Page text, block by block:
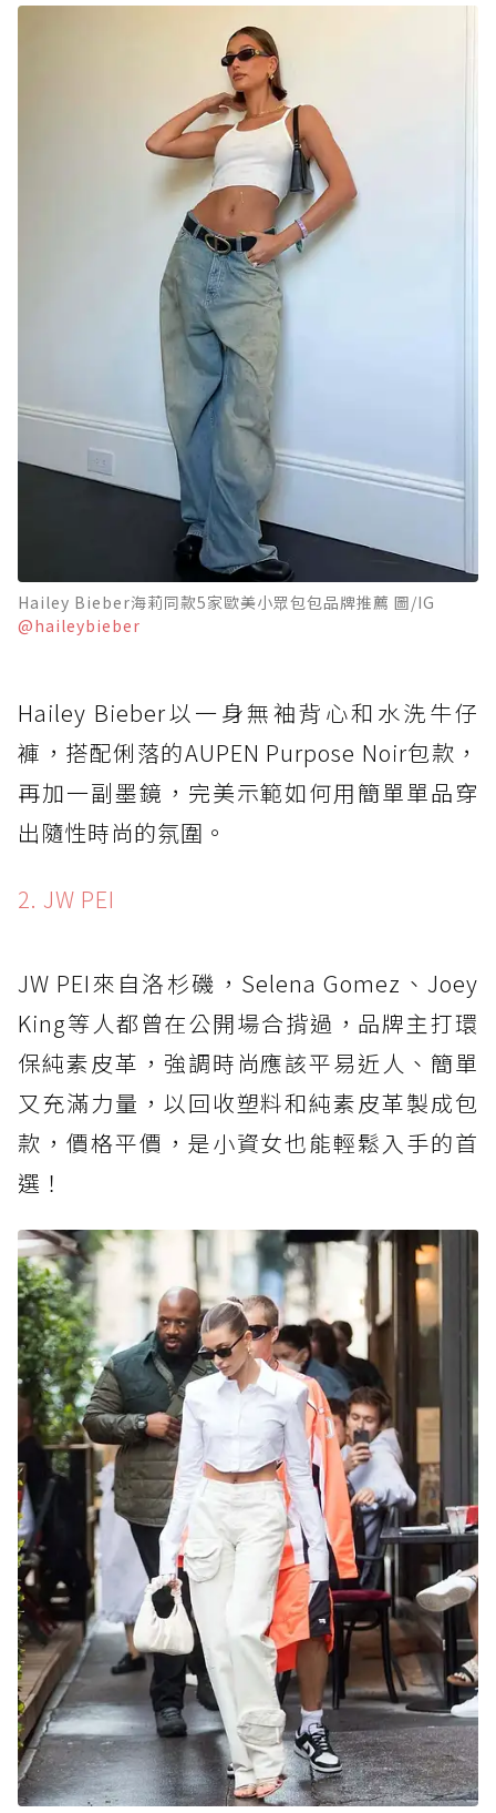
Hailey Bieber海莉同款5家歐美小眾包包品牌推薦 圖/IG
@haileybieber
Hailey Bieber以一身無袖背心和水洗牛仔
褲，搭配俐落的AUPEN Purpose Noir包款，
再加一副墨鏡，完美示範如何用簡單單品穿
出隨性時尚的氛圍。
2. JW PEI
JW PEI來自洛杉磯，Selena Gomez、Joey
King等人都曾在公開場合揹過，品牌主打環
保純素皮革，強調時尚應該平易近人、簡單
又充滿力量，以回收塑料和純素皮革製成包
款，價格平價，是小資女也能輕鬆入手的首
選！